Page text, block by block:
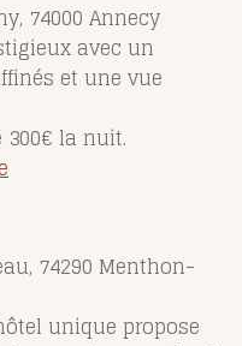
74000 Annecy
avec un
et une vue
300€ la nuit.
74290 Menthon-
unique propose